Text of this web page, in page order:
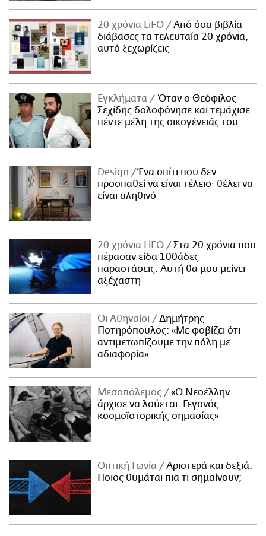
20 χρόνια LiFO
Από όσα βιβλία
διάβασες τα τελευταία 20 χρόνια,
αυτό ξεχωρίζεις
Εγκλήματα
Όταν ο Θεόφιλος
Σεχίδης δολοφόνησε και τεμάχισε
πέντε μέλη της οικογένειάς του
Design
Ένα σπίτι που δεν
προσπαθεί να είναι τέλειο· θέλει να
είναι αληθινό
20 χρόνια LiFO
Στα 20 χρόνια που
πέρασαν είδα 100άδες
παραστάσεις. Αυτή θα μου μείνει
αξέχαστη
Οι Αθηναίοι
Δημήτρης
Ποτηρόπουλος: «Με φοβίζει ότι
αντιμετωπίζουμε την πόλη με
αδιαφορία»
Μεσοπόλεμος
«Ο Νεοέλλην
άρχισε να λούεται. Γεγονός
κοσμοϊστορικής σημασίας»
Οπτική Γωνία
Αριστερά και δεξιά:
Ποιος θυμάται πια τι σημαίνουν;